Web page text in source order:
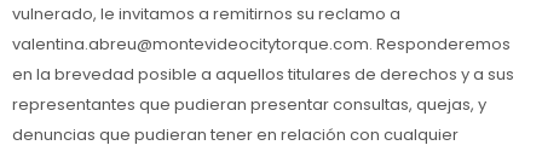
vulnerado, le invitamos a remitirnos su reclamo a
valentina.abreu@montevideocitytorque.com. Responderemos
en la brevedad posible a aquellos titulares de derechos y a sus
representantes que pudieran presentar consultas, quejas, y
denuncias que pudieran tener en relación con cualquier